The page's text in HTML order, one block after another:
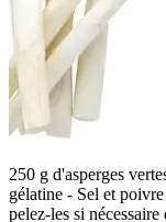
250 g d'asperges
gélatine - Sel et
pelez-les si